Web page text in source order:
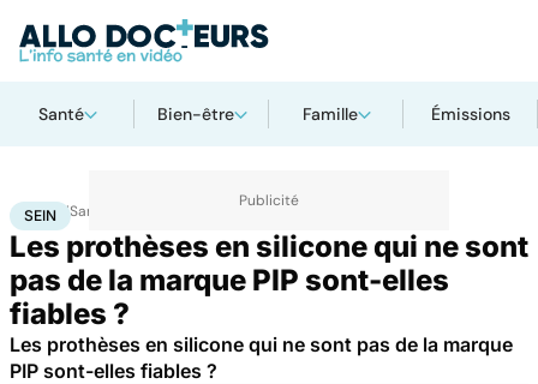
Santé Bien-être Famille Émissions
AccueilSanté
SEIN
Les prothèses en silicone qui ne sont
pas de la marque PIP sont-elles
fiables ?
Les prothèses en silicone qui ne sont pas de la marque
PIP sont-elles fiables ?